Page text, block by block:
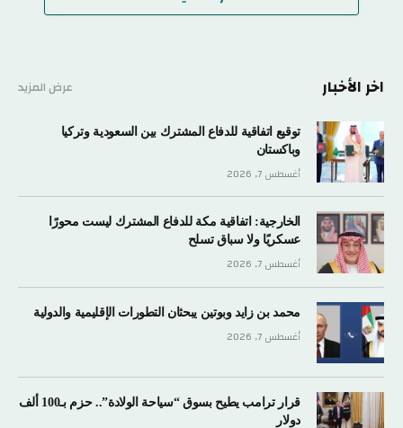
اخر الأخبار عرض المزيد
توقيع اتفاقية للدفاع المشترك بين السعودية وتركيا
وباكستان
أغسطس 7, 2026
الخارجية: اتفاقية مكة للدفاع المشترك ليست محورًا
عسكريًا ولا سباق تسلح
أغسطس 7, 2026
محمد بن زايد وبوتين يبحثان التطورات الإقليمية والدولية
أغسطس 7, 2026
قرار ترامب يطيح بسوق “سياحة الولادة”.. حزم بـ100 ألف
دولار